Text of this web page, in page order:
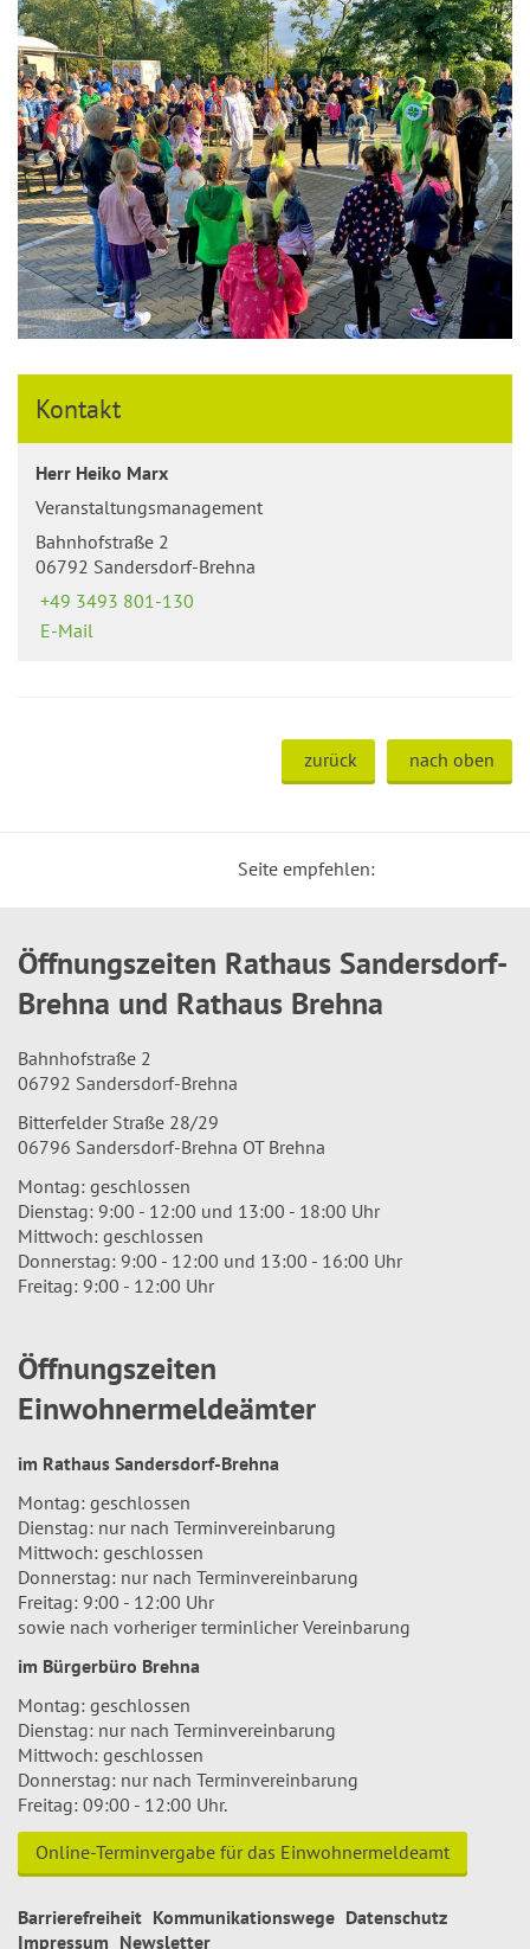
Kontakt
Herr Heiko Marx
Veranstaltungsmanagement
Bahnhofstraße 2
06792 Sandersdorf-Brehna
+49 3493 801-130
E-Mail
zurück nach oben
Seite empfehlen:
Öffnungszeiten Rathaus Sandersdorf-
Brehna und Rathaus Brehna
Bahnhofstraße 2
06792 Sandersdorf-Brehna
Bitterfelder Straße 28/29
06796 Sandersdorf-Brehna OT Brehna
Montag: geschlossen
Dienstag: 9:00 - 12:00 und 13:00 - 18:00 Uhr
Mittwoch: geschlossen
Donnerstag: 9:00 - 12:00 und 13:00 - 16:00 Uhr
Freitag: 9:00 - 12:00 Uhr
Öffnungszeiten
Einwohnermeldeämter
im Rathaus Sandersdorf-Brehna
Montag: geschlossen
Dienstag: nur nach Terminvereinbarung
Mittwoch: geschlossen
Donnerstag: nur nach Terminvereinbarung
Freitag: 9:00 - 12:00 Uhr
sowie nach vorheriger terminlicher Vereinbarung
im Bürgerbüro Brehna
Montag: geschlossen
Dienstag: nur nach Terminvereinbarung
Mittwoch: geschlossen
Donnerstag: nur nach Terminvereinbarung
Freitag: 09:00 - 12:00 Uhr.
Online-Terminvergabe für das Einwohnermeldeamt
Barrierefreiheit Kommunikationswege Datenschutz
Impressum Newsletter